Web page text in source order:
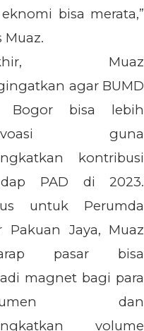
bisa merata,”
Muaz.
Muaz
agar BUMD
Bogor bisa lebih
guna
kontribusi
PAD di 2023.
untuk Perumda
Pakuan Jaya, Muaz
pasar bisa
magnet bagi para
dan
volume